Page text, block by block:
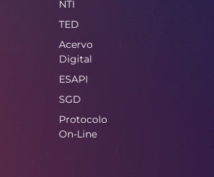
NTI
TED
Acervo
Digital
ESAPI
SGD
Protocolo
On-Line